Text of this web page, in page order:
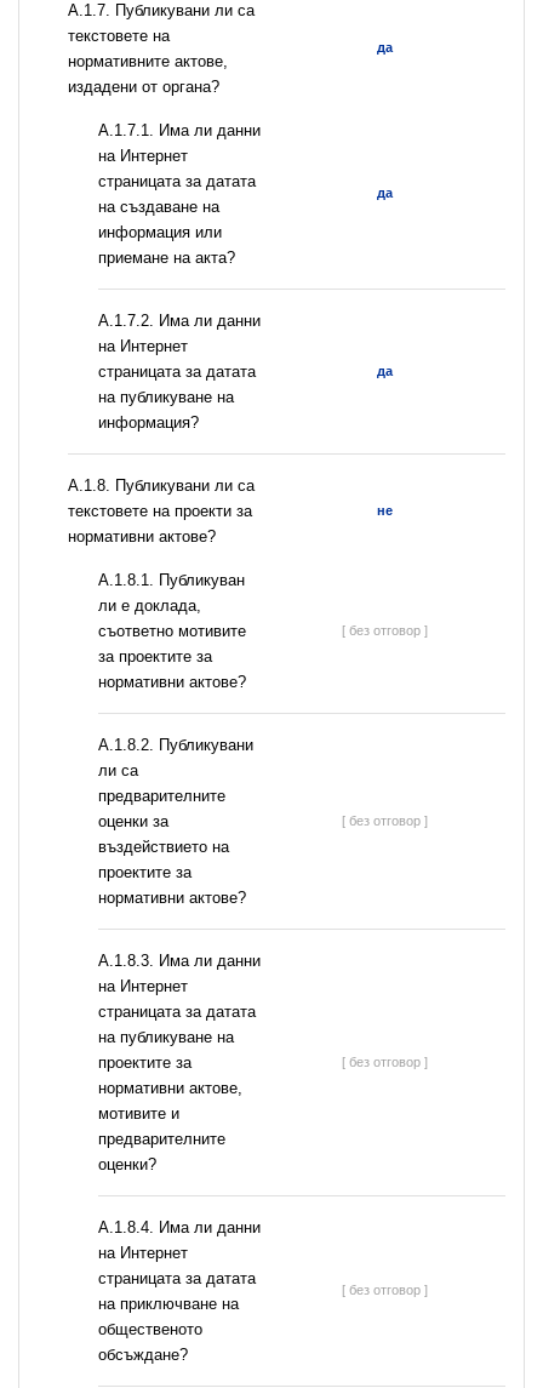
А.1.7. Публикувани ли са
текстовете на
нормативните актове,
издадени от органа?
да
A.1.7.1. Има ли данни
на Интернет
страницата за датата
на създаване на
информация или
приемане на акта?
да
A.1.7.2. Има ли данни
на Интернет
страницата за датата
на публикуване на
информация?
да
А.1.8. Публикувани ли са
текстовете на проекти за
нормативни актове?
не
А.1.8.1. Публикуван
ли е доклада,
съответно мотивите
за проектите за
нормативни актове?
[ без отговор ]
А.1.8.2. Публикувани
ли са
предварителните
оценки за
въздействието на
проектите за
нормативни актове?
[ без отговор ]
A.1.8.3. Има ли данни
на Интернет
страницата за датата
на публикуване на
проектите за
нормативни актове,
мотивите и
предварителните
оценки?
[ без отговор ]
A.1.8.4. Има ли данни
на Интернет
страницата за датата
на приключване на
общественото
обсъждане?
[ без отговор ]